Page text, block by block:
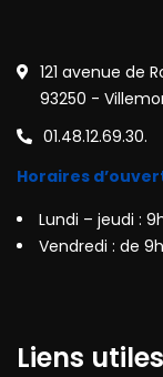
121 avenue de
93250 -
01.48.12.69.30.
Horaires
Lundi – jeudi :
Vendredi : de
Liens utiles